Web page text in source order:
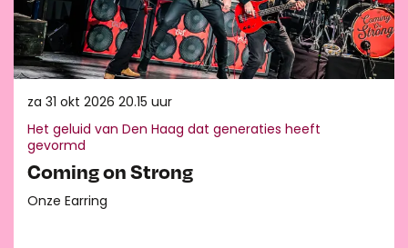
Coming on Strong
Onze Earring
Het geluid van Den Haag dat generaties heeft
gevormd
za 31 okt 2026 20.15 uur